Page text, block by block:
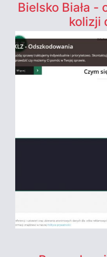
Bielsko Biała -
kolizji